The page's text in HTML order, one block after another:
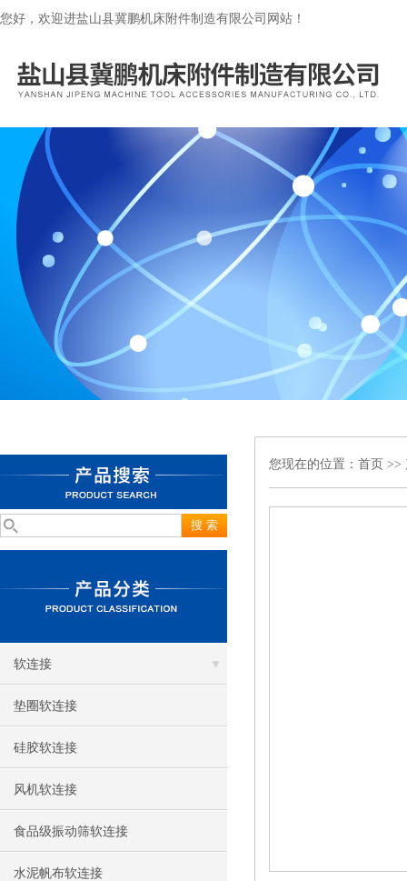
您好，欢迎进盐山县冀鹏机床附件制造有限公司网站！
软连接
垫圈软连接
硅胶软连接
风机软连接
食品级振动筛软连接
水泥帆布软连接
您现在的位置： 首页 >>